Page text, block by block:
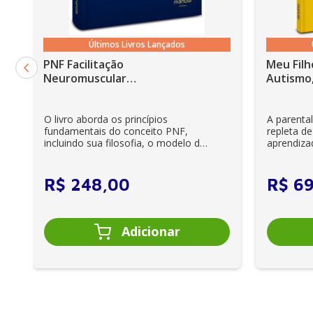
Últimos Livros Lançados
PNF Facilitação
Neuromuscular
O livro aborda os princípios
fundamentais do conceito PNF,
incluindo sua filosofia, o modelo da
R$ 248,00
Meu
A
repleta
R$